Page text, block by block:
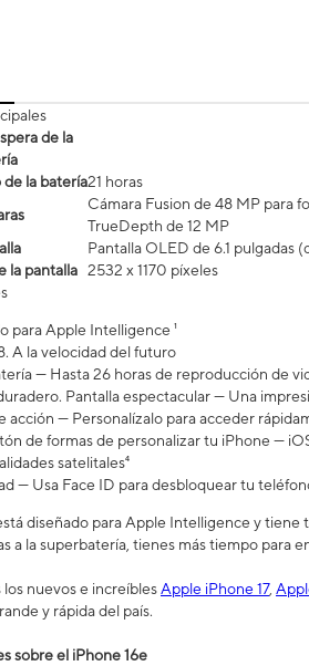
de la
la batería21 horas
Cámara Fusion de 48 MP para
TrueDepth de 12 MP
Pantalla OLED de 6.1 pulgadas
la pantalla 2532 x 1170 píxeles
para Apple Intelligence ¹
A la velocidad del futuro
— Hasta 26 horas de reproducción de
Pantalla espectacular — Una
acción — Personalízalo para acceder
de formas de personalizar tu iPhone —
satelitales⁴
— Usa Face ID para desbloquear tu
diseñado para Apple Intelligence y tiene
a la superbatería, tienes más tiempo para
nuevos e increíblesApple iPhone 17,
y rápida del país.
sobre el iPhone 16​​​​​​​e